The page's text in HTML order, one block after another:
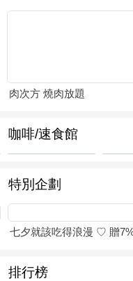
肉次方 燒肉放題
咖啡/速食館
特別企劃
七夕就該吃得浪漫 ♡ 贈
排行榜